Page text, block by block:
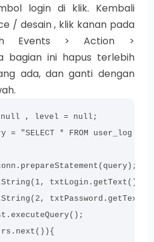
login di klik. Kembali
/ desain , klik kanan pada
Events > Action >
bagian ini hapus terlebih
ada, dan ganti dengan
null , level = null;
* FROM user_log
txtLogin.getText());